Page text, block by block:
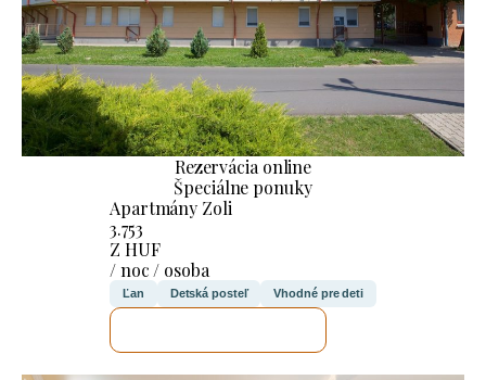
Rezervácia online
Špeciálne ponuky
Apartmány Zoli
3.753
Z HUF
/ noc / osoba
Ľan Detská posteľ Vhodné pre deti